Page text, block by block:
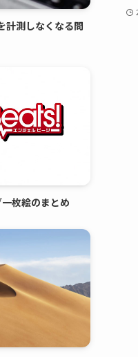
計測しなくなる問
枚絵のまとめ